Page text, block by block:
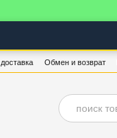
Обмен и возврат